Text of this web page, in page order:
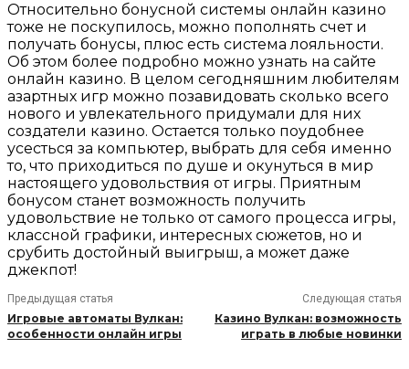
Относительно бонусной системы онлайн казино
тоже не поскупилось, можно пополнять счет и
получать бонусы, плюс есть система лояльности.
Об этом более подробно можно узнать на сайте
онлайн казино. В целом сегодняшним любителям
азартных игр можно позавидовать сколько всего
нового и увлекательного придумали для них
создатели казино. Остается только поудобнее
усесться за компьютер, выбрать для себя именно
то, что приходиться по душе и окунуться в мир
настоящего удовольствия от игры. Приятным
бонусом станет возможность получить
удовольствие не только от самого процесса игры,
классной графики, интересных сюжетов, но и
срубить достойный выигрыш, а может даже
джекпот!
Предыдущая статья
Игровые автоматы Вулкан:
особенности онлайн игры
Следующая статья
Казино Вулкан: возможность
играть в любые новинки